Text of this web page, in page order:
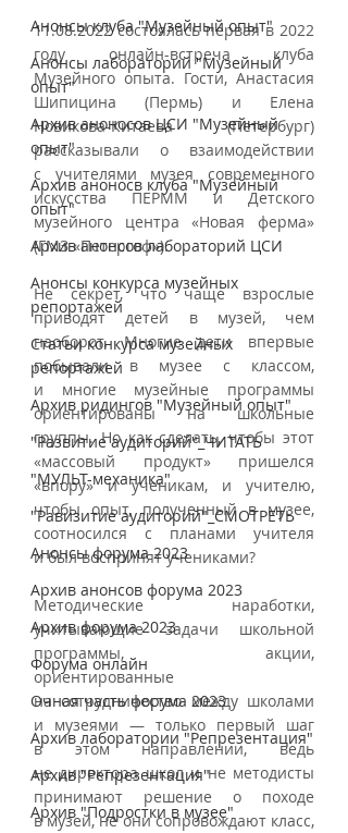
Анонсы клуба "Музейный опыт"
Анонсы лабораторий "Музейный
опыт"
Архив аноносов ЦСИ "Музейный
опыт"
Архив аноносв клуба "Музейный
опыт"
Архив анонсов лабораторий ЦСИ
Анонсы конкурса музейных
репортажей
Статьи конкурса музейных
репортажей
Архив ридингов "Музейный опыт"
"Развитие аудиторий"_ЧИТАТЬ
"МУЛЬТ-механика"
"Равизитие аудиторий"_СМОТРЕТЬ
Анонсы форума 2023
Архив анонсов форума 2023
Архив форума 2023
Форума онлайн
Очная часть форума 2023
Архив лаборатории "Репрезентация"
Архив "Репрезентация"
Архив "Подростки в музее"
11.08.2022 состоялась первая в 2022
году онлайн-встреча клуба
Музейного опыта. Гости, Анастасия
Шипицина (Пермь) и Елена
Новикова-Китаева (Петербург)
рассказывали о взаимодействии
с учителями музея современного
искусства ПЕРММ и Детского
музейного центра «Новая ферма»
(ГМЗ «Петергоф»).
Не секрет, что чаще взрослые
приводят детей в музей, чем
наоборот. Многие дети впервые
побывали в музее с классом,
и многие музейные программы
ориентированы на школьные
группы. Но как сделать, чтобы этот
«массовый продукт» пришелся
«впору» и ученикам, и учителю,
чтобы опыт, полученный в музее,
соотносился с планами учителя
и был воспринят учениками?
Методические наработки,
учитывающие задачи школьной
программы, акции,
ориентированные
на сотрудничество между школами
и музеями — только первый шаг
в этом направлении, ведь
не директора школ и не методисты
принимают решение о походе
в музей, не они сопровождают класс,